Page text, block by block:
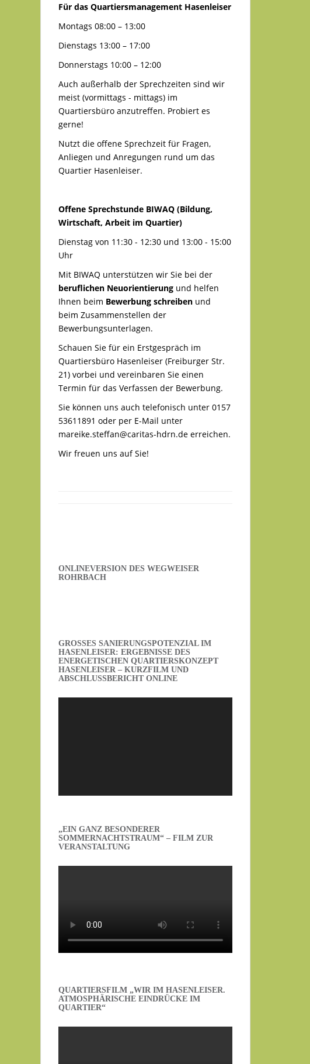
Für das Quartiersmanagement Hasenleiser
Montags 08:00 – 13:00
Dienstags 13:00 – 17:00
Donnerstags 10:00 – 12:00
Auch außerhalb der Sprechzeiten sind wir
meist (vormittags - mittags) im
Quartiersbüro anzutreffen. Probiert es
gerne!
Nutzt die offene Sprechzeit für Fragen,
Anliegen und Anregungen rund um das
Quartier Hasenleiser.
Offene Sprechstunde BIWAQ (Bildung,
Wirtschaft, Arbeit im Quartier)
Dienstag von 11:30 - 12:30 und 13:00 - 15:00
Uhr
Mit BIWAQ unterstützen wir Sie bei der
beruflichen Neuorientierung und helfen
Ihnen beim Bewerbung schreiben und
beim Zusammenstellen der
Bewerbungsunterlagen.
Schauen Sie für ein Erstgespräch im
Quartiersbüro Hasenleiser (Freiburger Str.
21) vorbei und vereinbaren Sie einen
Termin für das Verfassen der Bewerbung.
Sie können uns auch telefonisch unter 0157
53611891 oder per E-Mail unter
mareike.steffan@caritas-hdrn.de erreichen.
Wir freuen uns auf Sie!
ONLINEVERSION DES WEGWEISER
ROHRBACH
GROSSES SANIERUNGSPOTENZIAL IM H
ASENLEISER: ERGEBNISSE DES E
NERGETISCHEN QUARTIERSKONZEPT H
ASENLEISER – KURZFILM UND A
BSCHLUSSBERICHT ONLINE
„EIN GANZ BESONDERER
SOMMERNACHTSTRAUM“ – FILM ZUR
VERANSTALTUNG
QUARTIERSFILM „WIR IM HASENLEISER.
ATMOSPHÄRISCHE EINDRÜCKE IM
QUARTIER“